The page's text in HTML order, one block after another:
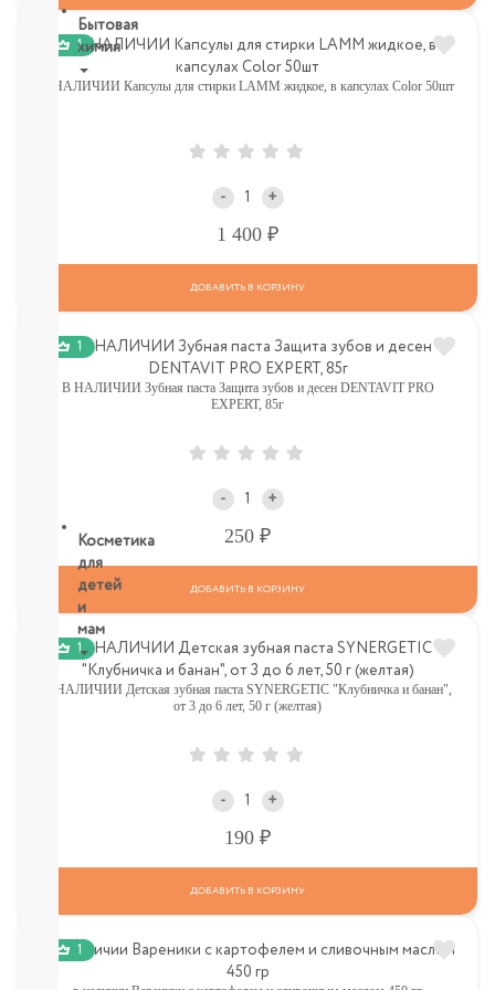
Бытовая
химия
Рекомендуем!
пятен,
Для
уборки
комнат,
освежители
Косметика
для
детей
и
мам
НОВИНКИ
Косметика
ТЕЛА
ВОЛОСЫ
ЛИЦО
Прокладки,
1
В НАЛИЧИИ Капсулы для стирки LAMM жидкое, в капсулах Color 50шт
- +
1 400
ДОБАВИТЬ В КОРЗИНУ
1
В НАЛИЧИИ Зубная паста Защита зубов и десен DENTAVIT PRO
EXPERT, 85г
- +
250
ДОБАВИТЬ В КОРЗИНУ
1
В НАЛИЧИИ Детская зубная паста SYNERGETIC "Клубничка и банан",
от 3 до 6 лет, 50 г (желтая)
- +
190
ДОБАВИТЬ В КОРЗИНУ
1